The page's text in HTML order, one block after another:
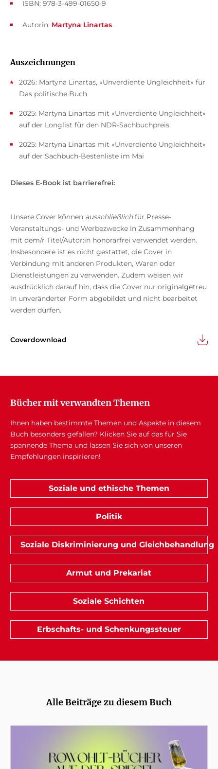
ISBN: 978-3-499-01650-9
Autorin: Martyna Linartas
Auszeichnungen
2026: Martyna Linartas, «Unverdiente Ungleichheit» für
Das politische Buch
2025: Martyna Linartas mit «Unverdiente Ungleichheit»
auf der Longlist für den NDR-Sachbuchpreis
2025: Martyna Linartas mit «Unverdiente Ungleichheit»
auf der Sachbuch-Bestenliste im Mai
Dieses E-Book ist barrierefrei:
Unsere Cover können ausschließlichfür Presse-,
Veranstaltungs- und Werbezwecke in Zusammenhang
mit dem/r Titel/Autor:in honorarfrei verwendet werden.
Insbesondere ist es nicht gestattet, die Cover in
Verbindung mit anderen Produkten, Waren oder
Dienstleistungen zu verwenden. Zudem weisen wir
ausdrücklich darauf hin, dass die Cover nur originalgetreu
in unveränderter Form abgebildet und nicht bearbeitet
werden dürfen.
Coverdownload
Bücher mit verwandten Themen
Ihnen haben bestimmte Themen und Aspekte in diesem
Buch besonders gefallen? Klicken Sie auf das für Sie
spannende Thema und lassen Sie sich von unseren
Empfehlungen inspirieren!
Soziale und ethische Themen
Politik
Soziale Diskriminierung und Gleichbehandlung
Armut und Prekariat
Soziale Schichten
Erbschafts- und Schenkungssteuer
Alle Beiträge zu diesem Buch